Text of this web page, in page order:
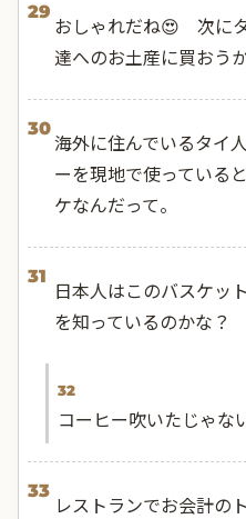
29
おしゃれだね😍 次に
達へのお土産に買おう
30
海外に住んでいるタイ
ーを現地で使っている
ケなんだって。
31
日本人はこのバスケッ
を知っているのかな？
32
コーヒー吹いたじゃな
33
レストランでお会計の